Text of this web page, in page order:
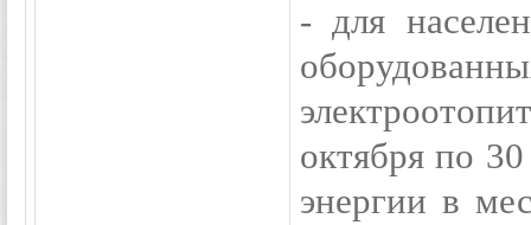
- для
октября по
энергии в